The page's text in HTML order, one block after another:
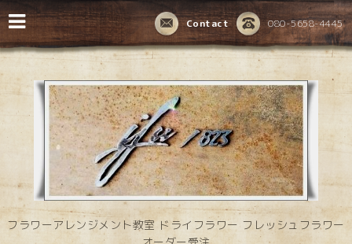
080-5658-4445
Contact
フラワーアレンジメント教室 ドライフラワー フレッシュフラワー